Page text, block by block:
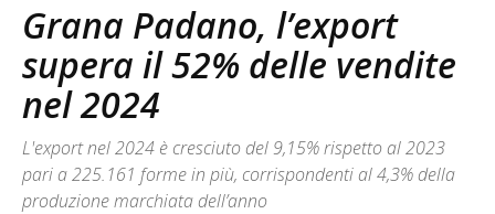
Grana Padano, l’export
supera il 52% delle vendite
nel 2024
L'export nel 2024 è cresciuto del 9,15% rispetto al 2023
pari a 225.161 forme in più, corrispondenti al 4,3% della
produzione marchiata dell’anno